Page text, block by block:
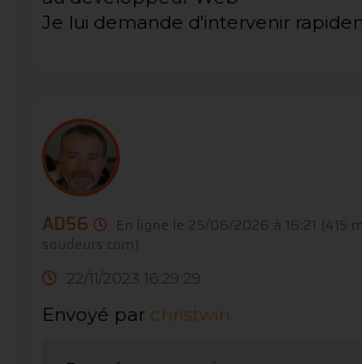
Je lui demande d'intervenir
AD56 En ligne le 25/06/2026 à 16:21
(415
soudeurs.com)
22/11/2023 16:29:29
Envoyé par christwin